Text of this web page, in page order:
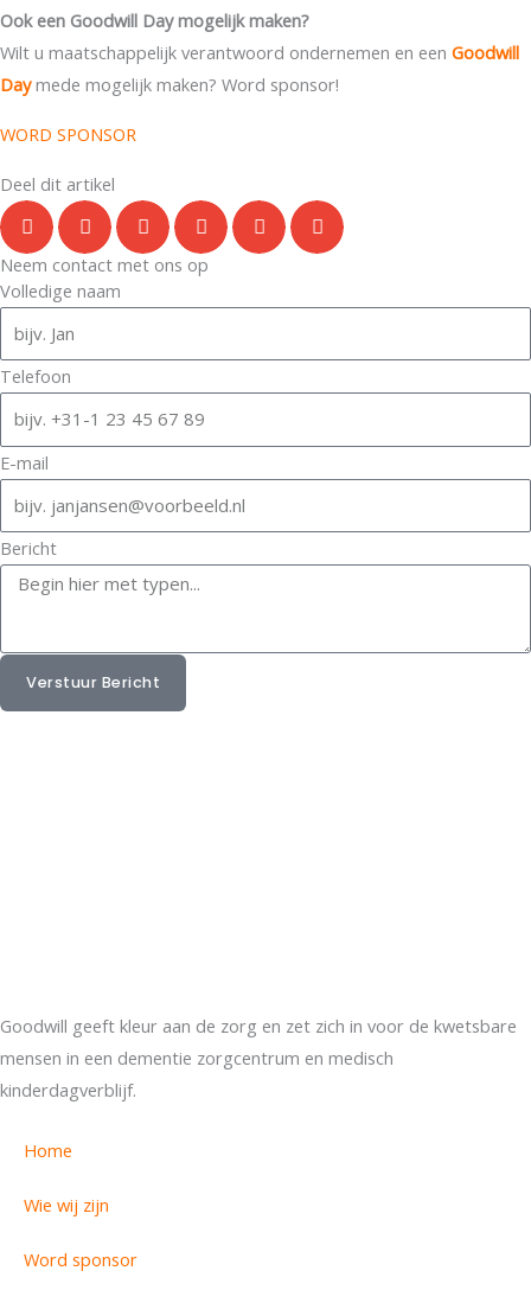
Ook een Goodwill Day mogelijk maken?
Wilt u maatschappelijk verantwoord ondernemen en een Goodwill
Day mede mogelijk maken? Word sponsor!
WORD SPONSOR
Deel dit artikel
Neem contact met ons op
Volledige naam
Telefoon
E-mail
Bericht
Verstuur Bericht
Goodwill geeft kleur aan de zorg en zet zich in voor de kwetsbare
mensen in een dementie zorgcentrum en medisch
kinderdagverblijf.
Home
Wie wij zijn
Word sponsor